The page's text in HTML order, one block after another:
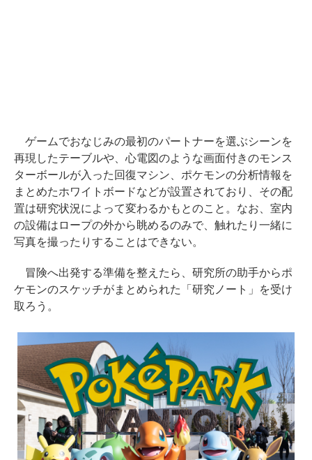
ゲームでおなじみの最初のパートナーを選ぶシーンを
再現したテーブルや、心電図のような画面付きのモンス
ターボールが入った回復マシン、ポケモンの分析情報を
まとめたホワイトボードなどが設置されており、その配
置は研究状況によって変わるかもとのこと。なお、室内
の設備はロープの外から眺めるのみで、触れたり一緒に
写真を撮ったりすることはできない。
冒険へ出発する準備を整えたら、研究所の助手からポ
ケモンのスケッチがまとめられた「研究ノート」を受け
取ろう。